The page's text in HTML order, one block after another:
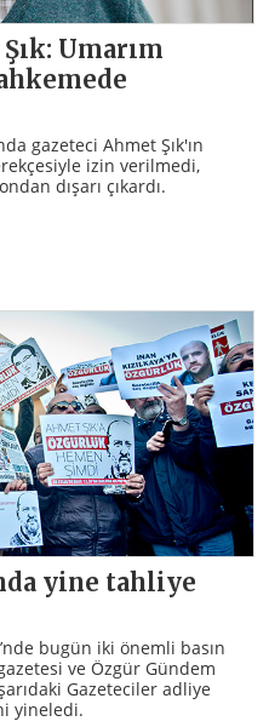
Umarım
gazeteci Ahmet Şık'ın
izin verilmedi,
dışarı çıkardı.
yine tahliye
bugün iki önemli basın
ve Özgür Gündem
Gazeteciler adliye
yineledi.